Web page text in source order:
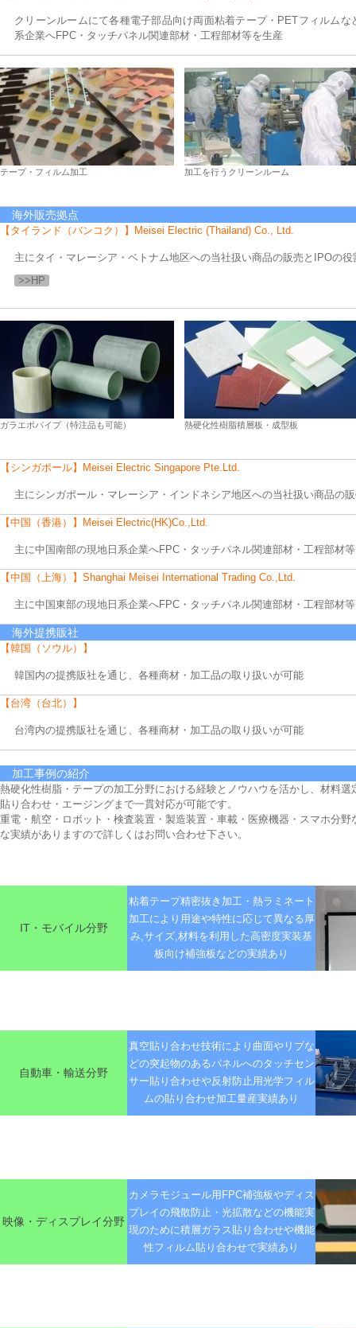
クリーンルームにて各種電子部品向け両面粘着テープ・PETフィルム
系企業へFPC・タッチパネル関連部材・工程部材等を生産
テープ・フィルム加工 加工を行うクリーンルーム
海外販売拠点
【タイランド（バンコク）】Meisei Electric (Thailand) Co., Ltd.
主にタイ・マレーシア・ベトナム地区への当社扱い商品の販売とIPOの役
>>HP
ガラエポパイプ（特注品も可能） 熱硬化性樹脂積層板・成型板
【シンガポール】Meisei Electric Singapore Pte.Ltd.
主にシンガポール・マレーシア・インドネシア地区への当社扱い商品の
【中国（香港）】Meisei Electric(HK)Co.,Ltd.
主に中国南部の現地日系企業へFPC・タッチパネル関連部材・工程部材
【中国（上海）】Shanghai Meisei International Trading Co.,Ltd.
主に中国東部の現地日系企業へFPC・タッチパネル関連部材・工程部材
海外提携販社
【韓国（ソウル）】
韓国内の提携販社を通じ、各種商材・加工品の取り扱いが可能
【台湾（台北）】
台湾内の提携販社を通じ、各種商材・加工品の取り扱いが可能
加工事例の紹介
熱硬化性樹脂・テープの加工分野における経験とノウハウを活かし、材料
貼り合わせ・エージングまで一貫対応が可能です。
重電・航空・ロボット・検査装置・製造装置・車載・医療機器・スマホ分
な実績がありますので詳しくはお問い合わせ下さい。
IT・モバイル分野
粘着テープ精密抜き加工・熱ラミネート
加工により用途や特性に応じて異なる厚
み,サイズ,材料を利用した高密度実装基
板向け補強板などの実績あり
自動車・輸送分野
真空貼り合わせ技術により曲面やリブな
どの突起物のあるパネルへのタッチセン
サー貼り合わせや反射防止用光学フィル
ムの貼り合わせ加工量産実績あり
映像・ディスプレイ分野
カメラモジュール用FPC補強板やディス
プレイの飛散防止・光拡散などの機能実
現のために積層ガラス貼り合わせや機能
性フィルム貼り合わせで実績あり